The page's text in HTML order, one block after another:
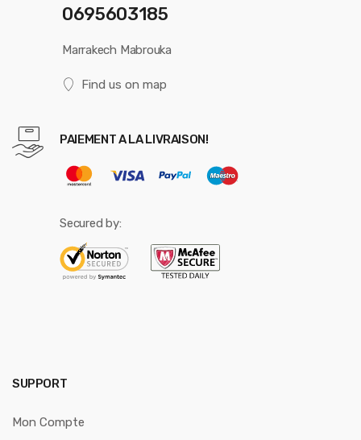
0695603185
Marrakech Mabrouka
Find us on map
PAIEMENT A LA LIVRAISON!
Secured by:
SUPPORT
Mon Compte